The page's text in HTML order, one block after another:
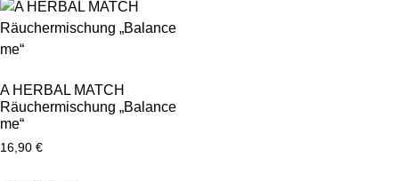
A HERBAL MATCH
Räuchermischung „Balance
me“
16,90 €